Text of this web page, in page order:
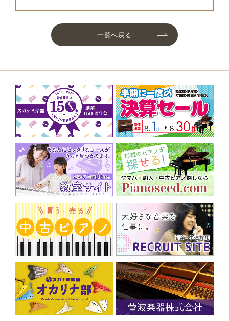
一覧へ戻る